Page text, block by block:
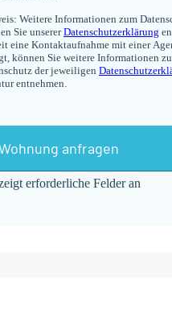
erforderliche Felder an
Weitere Informationen zum
Sie unsererDatenschutzerklärung
eine Kontaktaufnahme mit einer
können Sie weitere Informationen
der jeweiligen
entnehmen.
anfragen